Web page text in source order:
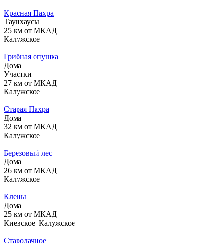
Красная Пахра
Таунхаусы
25 км от МКАД
Калужское
Грибная опушка
Дома
Участки
27 км от МКАД
Калужское
Старая Пахра
Дома
32 км от МКАД
Калужское
Березовый лес
Дома
26 км от МКАД
Калужское
Клены
Дома
25 км от МКАД
Киевское, Калужское
Стародачное